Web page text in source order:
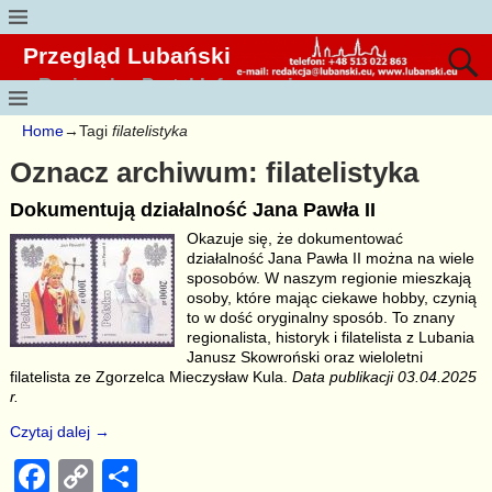
Przegląd Lubański
Regionalny Portal Informacyjny
Home→Tagi filatelistyka
Oznacz archiwum: filatelistyka
Dokumentują działalność Jana Pawła II
Okazuje się, że dokumentować
działalność Jana Pawła II można na wiele
sposobów. W naszym regionie mieszkają
osoby, które mając ciekawe hobby, czynią
to w dość oryginalny sposób. To znany
regionalista, historyk i filatelista z Lubania
Janusz Skowroński oraz wieloletni
filatelista ze Zgorzelca Mieczysław Kula. Data publikacji 03.04.2025
r.
Czytaj dalej →
F
C